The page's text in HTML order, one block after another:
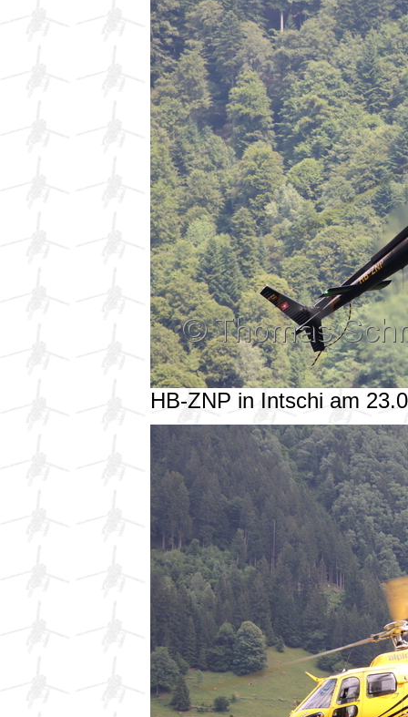
HB-ZNP in Intschi am